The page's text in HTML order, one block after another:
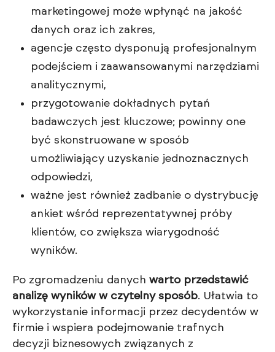
marketingowej może wpłynąć na jakość
danych oraz ich zakres,
agencje często dysponują profesjonalnym
podejściem i zaawansowanymi narzędziami
analitycznymi,
przygotowanie dokładnych pytań
badawczych jest kluczowe; powinny one
być skonstruowane w sposób
umożliwiający uzyskanie jednoznacznych
odpowiedzi,
ważne jest również zadbanie o dystrybucję
ankiet wśród reprezentatywnej próby
klientów, co zwiększa wiarygodność
wyników.
Po zgromadzeniu danych warto przedstawić
analizę wyników w czytelny sposób. Ułatwia to
wykorzystanie informacji przez decydentów w
firmie i wspiera podejmowanie trafnych
decyzji biznesowych związanych z